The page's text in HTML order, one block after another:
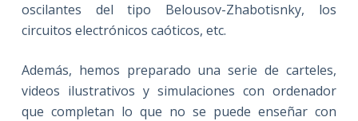
oscilantes del tipo Belousov-Zhabotisnky, los
circuitos electrónicos caóticos, etc.
Además, hemos preparado una serie de carteles,
videos ilustrativos y simulaciones con ordenador
que completan lo que no se puede enseñar con